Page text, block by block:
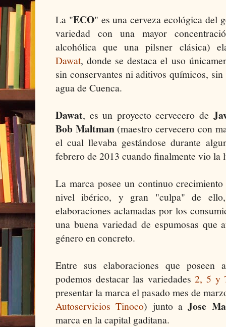
La "ECO" es una cerveza ecológica del
variedad con una mayor
alcohólica que una pilsner clásica)
Dawat, donde se destaca el uso
sin conservantes ni aditivos químicos,
agua de Cuenca.
Dawat, es un proyecto cervecero de
Bob Maltman(maestro cervecero con
el cual llevaba gestándose durante
febrero de 2013 cuando finalmente vio la
La marca posee un continuo
nivel ibérico, y gran "culpa" de
elaboraciones aclamadas por los
una buena variedad de espumosas que
género en concreto.
Entre sus elaboraciones que poseen
podemos destacar las variedades2, 5 y
presentar la marca el pasado mes de
Autoservicios Tinoco) junto aJose
marca en la capital gaditana.